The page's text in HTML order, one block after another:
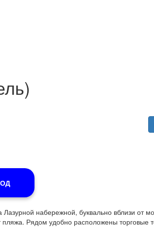
набережной, буквально вблизи от
Рядом удобно расположены торговые